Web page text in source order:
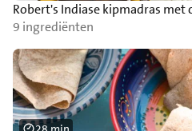
Robert's Indiase kipmadras
9 ingrediënten